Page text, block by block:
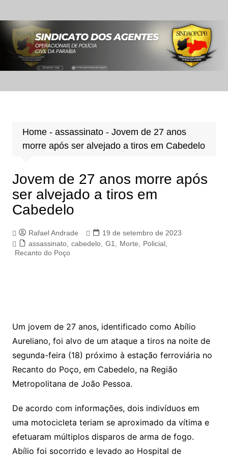
para
conteúdo
Home- assassinato- Jovem de 27 anos
morre após ser alvejado a tiros em Cabedelo
Jovem de 27 anos morre após
ser alvejado a tiros em
Cabedelo
Rafael Andrade
19 de setembro de 2023
assassinato, cabedelo, G1 Morte Policial,
Recanto do Poço
Um jovem de 27 anos, identificado como Abílio
Aureliano, foi alvo de um ataque a tiros na noite de
segunda-feira (18) próximo à estação ferroviária no
Recanto do Poço, em Cabedelo, na Região
Metropolitana de João Pessoa.
De acordo com informações, dois indivíduos em
uma motocicleta teriam se aproximado da vítima e
efetuaram múltiplos disparos de arma de fogo.
Abílio foi socorrido e levado ao Hospital de